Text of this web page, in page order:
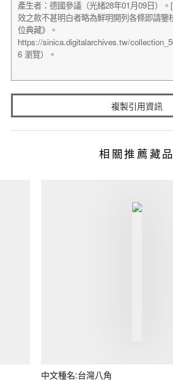
複製引用資訊
相關推薦藏品
中文種名:台灣八角